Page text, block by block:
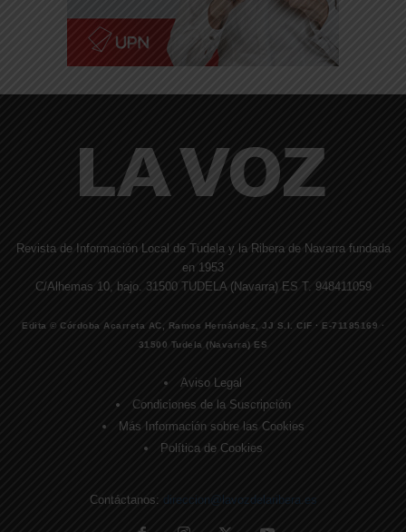
Revista de Información Local de Tudela y la Ribera de Navarra fundada
en 1953
C/Alhemas 10, bajo. 31500 TUDELA (Navarra) ES T. 948411059
Edita © Córdoba Acarreta AC, Ramos Hernández, JJ S.I. CIF · E-71185169 ·
31500 Tudela (Navarra) ES
Aviso Legal
Condiciones de la Suscripción
Más Información sobre las Cookies
Política de Cookies
Contáctanos: direccion@lavozdelaribera.es